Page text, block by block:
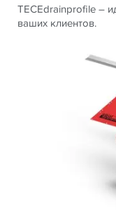
TECEdrainprofile –
ваших клиентов.